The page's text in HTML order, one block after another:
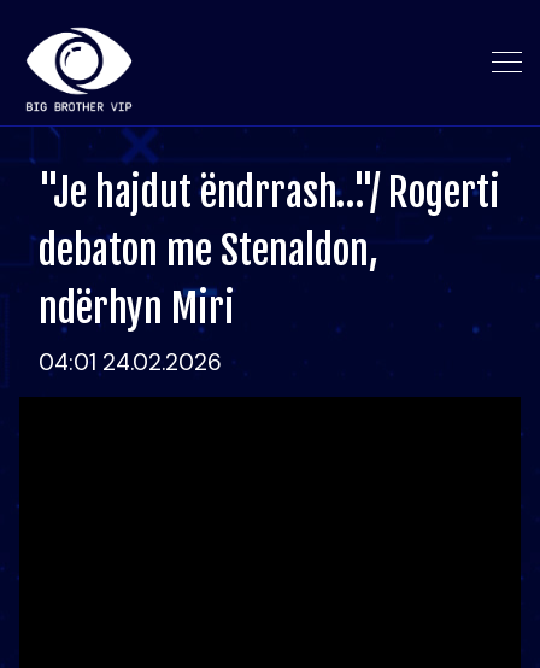
"Je hajdut ëndrrash…"/ Rogerti
debaton me Stenaldon,
ndërhyn Miri
04:01 24.02.2026